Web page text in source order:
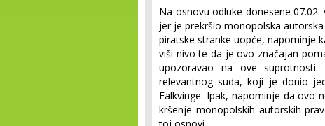
Na osnovu odluke donesene
jer je prekršio monopolska autorska
piratske stranke uopće, napominje
viši nivo te da je ovo značajan
upozoravao na ove
relevantnog suda, koji je donio
Falkvinge. Ipak, napominje da ovo
kršenje monopolskih autorskih